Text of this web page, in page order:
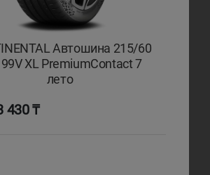
Автошина 215/60
99V XL PremiumContact 7
лето
430 ₸